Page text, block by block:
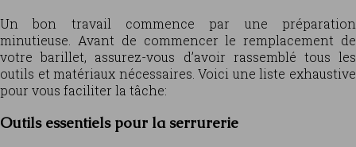
Un bon travail commence par une préparation
minutieuse. Avant de commencer le remplacement de
votre barillet, assurez-vous d’avoir rassemblé tous les
outils et matériaux nécessaires. Voici une liste exhaustive
pour vous faciliter la tâche:
Outils essentiels pour la serrurerie